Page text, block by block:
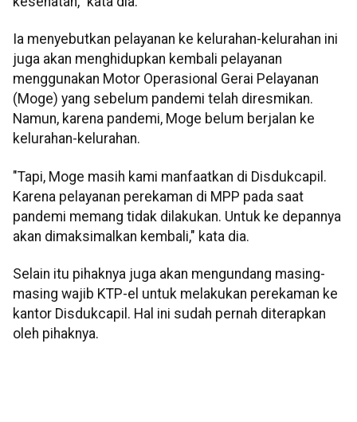
Ia menyebutkan pelayanan ke kelurahan-kelurahan ini
juga akan menghidupkan kembali pelayanan
menggunakan Motor Operasional Gerai Pelayanan
(Moge) yang sebelum pandemi telah diresmikan.
Namun, karena pandemi, Moge belum berjalan ke
kelurahan-kelurahan.
"Tapi, Moge masih kami manfaatkan di Disdukcapil.
Karena pelayanan perekaman di MPP pada saat
pandemi memang tidak dilakukan. Untuk ke depannya
akan dimaksimalkan kembali," kata dia.
Selain itu pihaknya juga akan mengundang masing-
masing wajib KTP-el untuk melakukan perekaman ke
kantor Disdukcapil. Hal ini sudah pernah diterapkan
oleh pihaknya.